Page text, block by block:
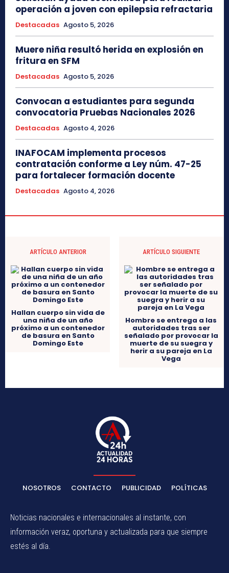
operación a joven con epilepsia refractaria
Destacadas Agosto 5, 2026
Muere niña resultó herida en explosión en
fritura en SFM
Destacadas Agosto 5, 2026
Convocan a estudiantes para segunda
convocatoria Pruebas Nacionales 2026
Destacadas Agosto 4, 2026
INAFOCAM implementa procesos
contratación conforme a Ley núm. 47-25
para fortalecer formación docente
Destacadas Agosto 4, 2026
ARTÍCULO ANTERIOR
Hallan cuerpo sin vida de
una niña de un año
próximo a un contenedor
ARTÍCULO SIGUIENTE
Hombre se entrega a las
autoridades tras ser
señalado por provocar la
muerte de su suegra y
herir a su pareja en La
Vega
NOSOTROS CONTACTO PUBLICIDAD POLÍTICAS
Noticias nacionales e internacionales al instante, con
información veraz, oportuna y actualizada para que siempre
estés al día.